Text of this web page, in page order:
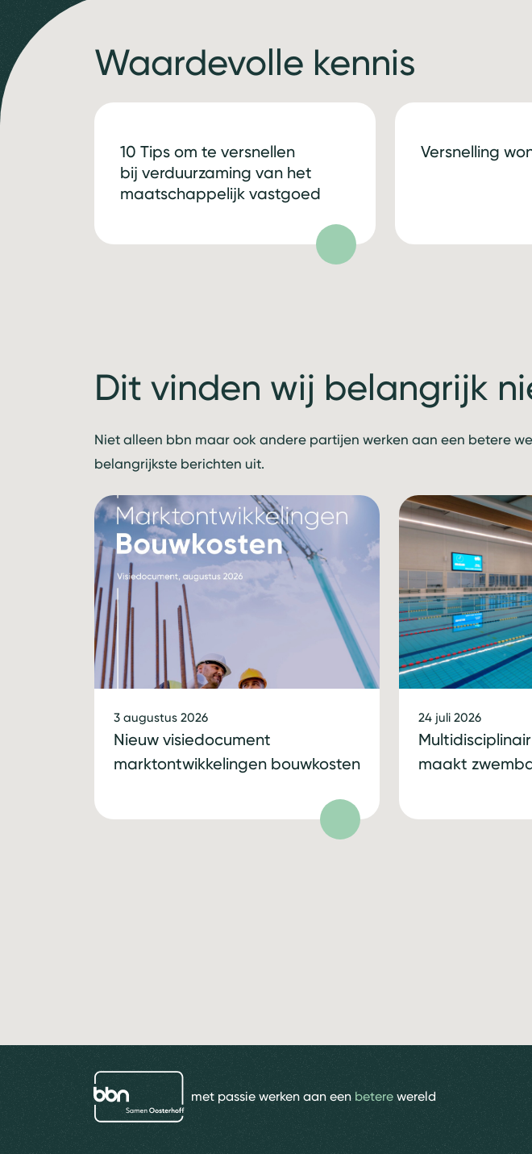
Waardevolle kennis
10 Tips om te versnellen
bij verduurzaming van het
maatschappelijk vastgoed
Versnelling
Dit vinden wij belangrijk
Niet alleen bbn maar ook andere partijen werken aan een betere
belangrijkste berichten uit.
3 augustus 2026
Nieuw visiedocument
marktontwikkelingen bouwkosten
24 juli 2026
maakt
bbn adviseurs
met passie werken aan een betere wereld